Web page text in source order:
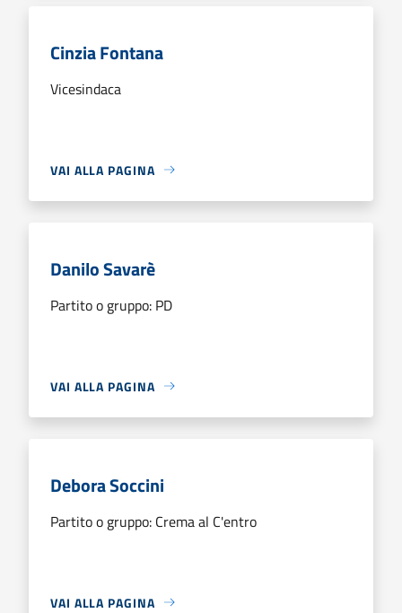
Cinzia Fontana
Vicesindaca
VAI ALLA PAGINA
Danilo Savarè
Partito o gruppo: PD
VAI ALLA PAGINA
Debora Soccini
Partito o gruppo: Crema al C'entro
VAI ALLA PAGINA